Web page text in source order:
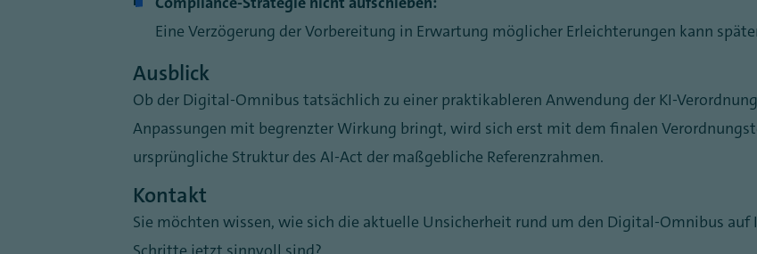
Eine Verzögerung der Vorbereitung in Erwartung möglicher Erleichterungen kann
Ausblick
Ob der Digital-Omnibus tatsächlich zu einer praktikableren Anwendung der KI-
Anpassungen mit begrenzter Wirkung bringt, wird sich erst mit dem finalen
ursprüngliche Struktur des AI-Act der maßgebliche Referenzrahmen.
Kontakt
Sie möchten wissen, wie sich die aktuelle Unsicherheit rund um den Digital-Omnibus